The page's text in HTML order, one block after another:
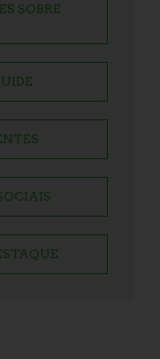
SOBRE